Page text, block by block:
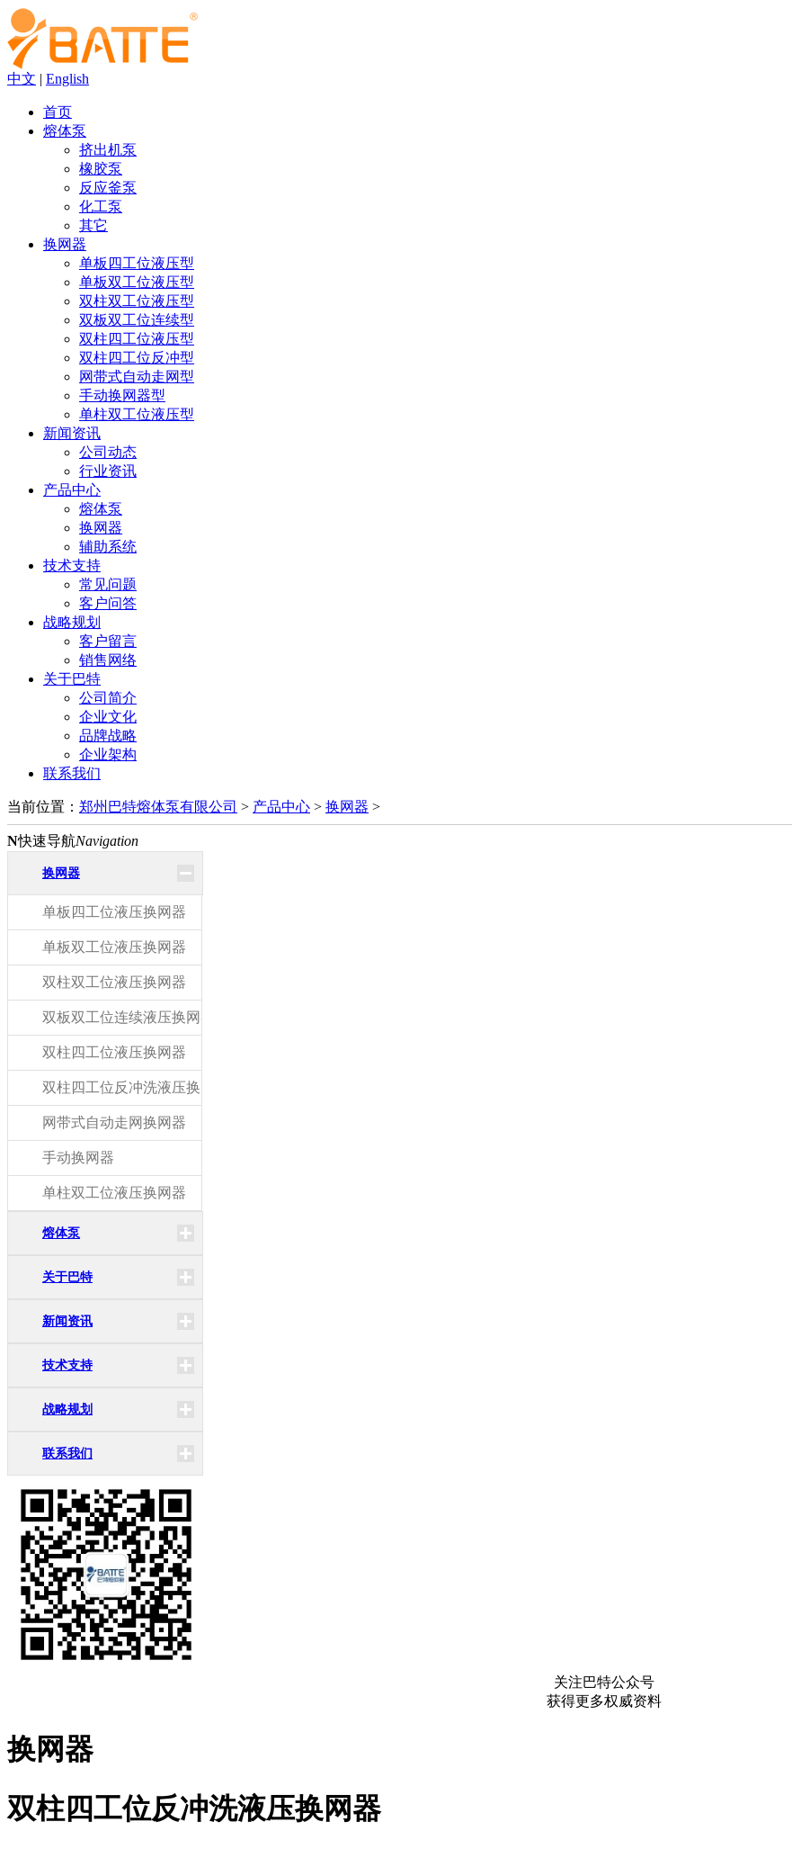
中文 | English
首页
熔体泵
挤出机泵
橡胶泵
反应釜泵
化工泵
其它
换网器
单板四工位液压型
单板双工位液压型
双柱双工位液压型
双板双工位连续型
双柱四工位液压型
双柱四工位反冲型
网带式自动走网型
手动换网器型
单柱双工位液压型
新闻资讯
公司动态
行业资讯
产品中心
熔体泵
换网器
辅助系统
技术支持
常见问题
客户问答
战略规划
客户留言
销售网络
关于巴特
公司简介
企业文化
品牌战略
企业架构
联系我们
当前位置： 郑州巴特熔体泵有限公司 > 产品中心 > 换网器 >
N快速导航Navigation
换网器
单板四工位液压换网器
单板双工位液压换网器
双柱双工位液压换网器
双板双工位连续液压换网器
双柱四工位液压换网器
双柱四工位反冲洗液压换网器
网带式自动走网换网器
手动换网器
单柱双工位液压换网器
熔体泵
关于巴特
新闻资讯
技术支持
战略规划
联系我们
关注巴特公众号
获得更多权威资料
换网器
双柱四工位反冲洗液压换网器